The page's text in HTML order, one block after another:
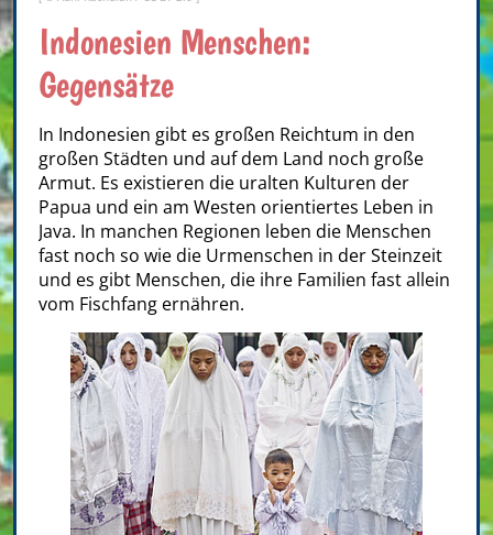
Indonesien Menschen:
Gegensätze
In Indonesien gibt es großen Reichtum in den
großen Städten und auf dem Land noch große
Armut. Es existieren die uralten Kulturen der
Papua und ein am Westen orientiertes Leben in
Java. In manchen Regionen leben die Menschen
fast noch so wie die Urmenschen in der Steinzeit
und es gibt Menschen, die ihre Familien fast allein
vom Fischfang ernähren.